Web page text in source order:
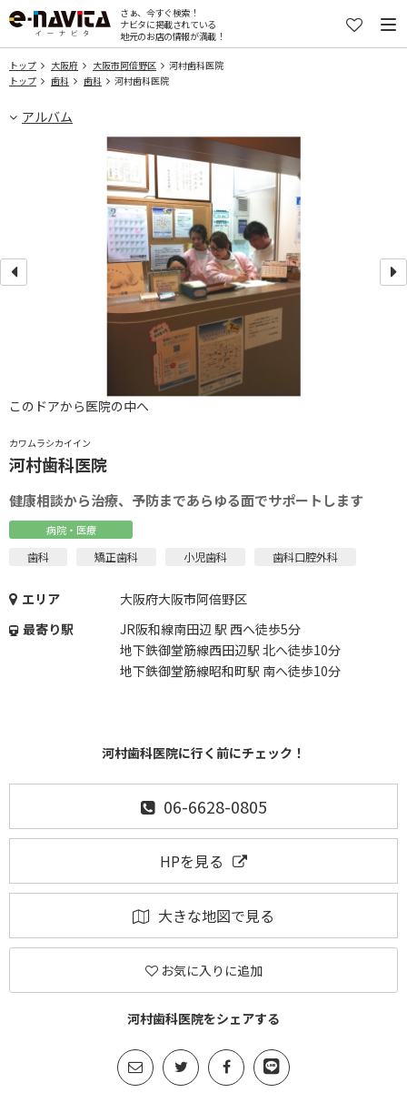
さぁ、今すぐ検索！
ナビタに掲載されている
地元のお店の情報が満載！
トップ 大阪府 大阪市阿倍野区
河村歯科医院
トップ
歯科 歯科 河村歯科医院
アルバム
カワムラシカイイン
河村歯科医院
健康相談から治療、予防まであらゆる面でサポートします
病院・医療
歯科 矯正歯科 小児歯科 歯科口腔外科
エリア
大阪府大阪市阿倍野区
最寄り駅
JR阪和線南田辺 駅 西へ徒歩5分
地下鉄御堂筋線西田辺駅 北へ徒歩10分
地下鉄御堂筋線昭和町駅 南へ徒歩10分
河村歯科医院に行く前にチェック！
06-6628-0805
HPを見る
大きな地図で見る
お気に入りに追加
河村歯科医院をシェアする
このドアから医院の中へ